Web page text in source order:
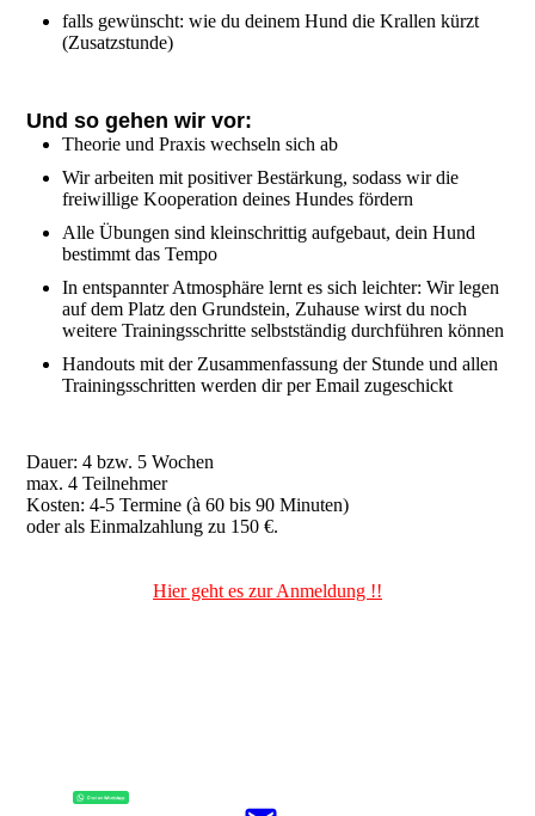
falls gewünscht: wie du deinem Hund die Krallen kürzt
(Zusatzstunde)
Und so gehen wir vor:
Theorie und Praxis wechseln sich ab
Wir arbeiten mit positiver Bestärkung, sodass wir die
freiwillige Kooperation deines Hundes fördern
Alle Übungen sind kleinschrittig aufgebaut, dein Hund
bestimmt das Tempo
In entspannter Atmosphäre lernt es sich leichter: Wir legen
auf dem Platz den Grundstein, Zuhause wirst du noch
weitere Trainingsschritte selbstständig durchführen können
Handouts mit der Zusammenfassung der Stunde und allen
Trainingsschritten werden dir per Email zugeschickt
Dauer: 4 bzw. 5 Wochen
max. 4 Teilnehmer
Kosten: 4-5 Termine (à 60 bis 90 Minuten)
oder als Einmalzahlung zu 150 €.
Hier geht es zur Anmeldung !!